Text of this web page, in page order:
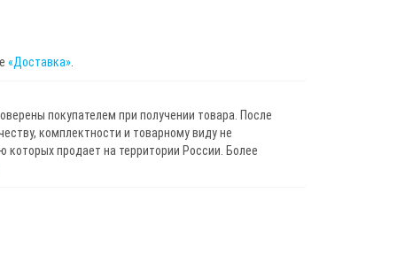
«Доставка»
покупателем при получении товара. После
комплектности и товарному виду не
продает на территории России. Более